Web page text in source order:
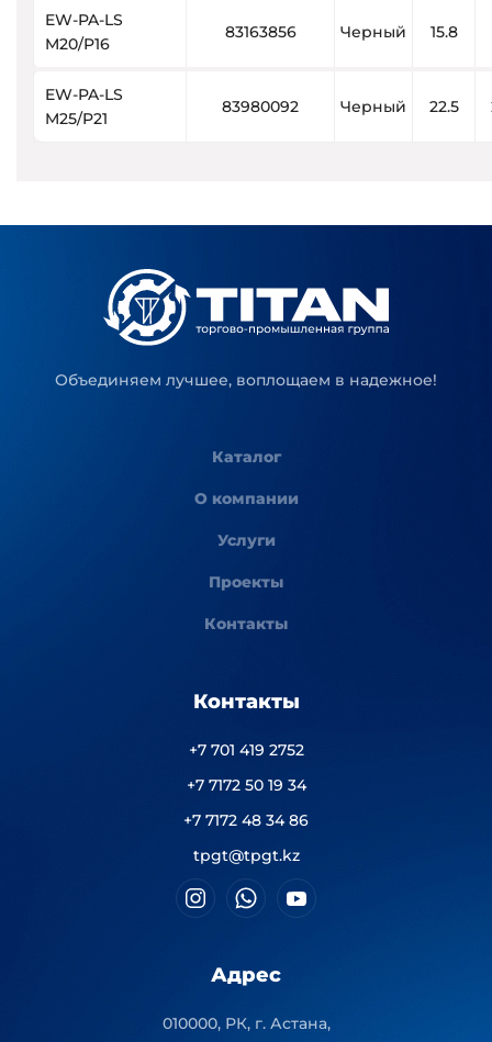
EW-PA-LS
M20/P16
83163856 Черный 15.8
EW-PA-LS
M25/P21
83980092 Черный 22.5
Объединяем лучшее, воплощаем в надежное!
Каталог
О компании
Услуги
Проекты
Контакты
Контакты
+7 701 419 2752
+7 7172 50 19 34
+7 7172 48 34 86
tpgt@tpgt.kz
Адрес
010000, РК, г. Астана,